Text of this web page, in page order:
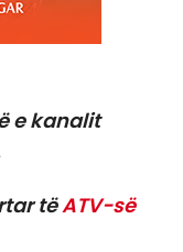
e kanalit
tëATV-së